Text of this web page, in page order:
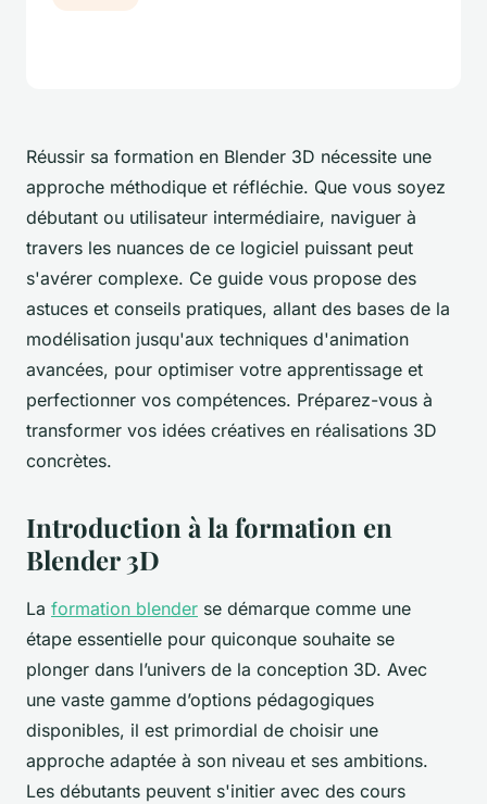
Réussir sa formation en Blender 3D nécessite une
approche méthodique et réfléchie. Que vous soyez
débutant ou utilisateur intermédiaire, naviguer à
travers les nuances de ce logiciel puissant peut
s'avérer complexe. Ce guide vous propose des
astuces et conseils pratiques, allant des bases de la
modélisation jusqu'aux techniques d'animation
avancées, pour optimiser votre apprentissage et
perfectionner vos compétences. Préparez-vous à
transformer vos idées créatives en réalisations 3D
concrètes.
Introduction à la formation en
Blender 3D
La formation blender se démarque comme une
étape essentielle pour quiconque souhaite se
plonger dans l’univers de la conception 3D. Avec
une vaste gamme d’options pédagogiques
disponibles, il est primordial de choisir une
approche adaptée à son niveau et ses ambitions.
Les débutants peuvent s'initier avec des cours